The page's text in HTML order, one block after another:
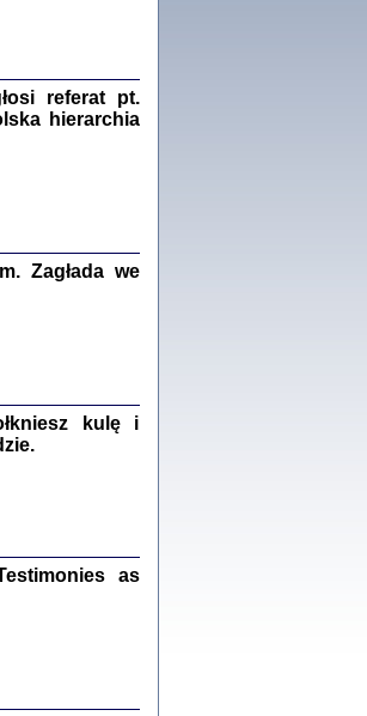
2022
Rotgeber
Leociak
2021
referat pt.
hierarchia
Zagłada we
kulę i
as